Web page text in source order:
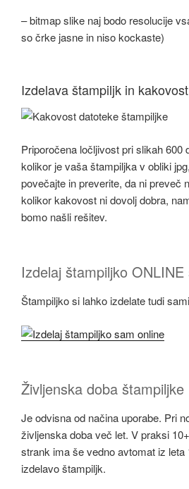
– bitmap slike naj bodo resolucije
so črke jasne in niso kockaste)
Izdelava štampiljk in
Priporočena ločljivost pri slikah 600
kolikor je vaša štampiljka v obliki
povečajte in preverite, da ni preveč
kolikor kakovost ni dovolj dobra,
bomo našli rešitev.
Izdelaj štampiljko ONLINE
Štampiljko si lahko izdelate tudi sami
Življenska doba štampiljke
Je odvisna od načina uporabe. Pri
življenska doba več let. V praksi
strank ima še vedno avtomat iz
izdelavo štampiljk.